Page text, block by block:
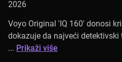
2026
Voyo Original 'IQ 160' donosi
dokazuje da najveći
... Prikaži više